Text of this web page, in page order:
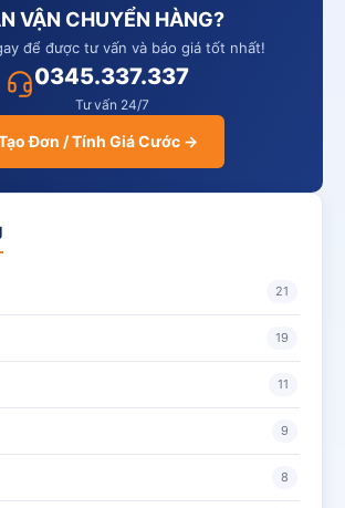
VẬN CHUYỂN HÀNG?
để được tư vấn và báo giá tốt nhất!
0345.337.337
Tư vấn 24/7
Đơn / Tính Giá Cước →
21
19
11
9
8